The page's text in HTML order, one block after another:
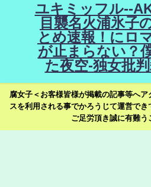
ユキミッフル--
目襲名火浦氷子
とめ速報！にロ
が止まらない？
た夜空-独女批
腐女子＜お客様皆様が掲載の記事等へ
スを利用される事でかろうじて運営で
ご足労頂き誠に有難う